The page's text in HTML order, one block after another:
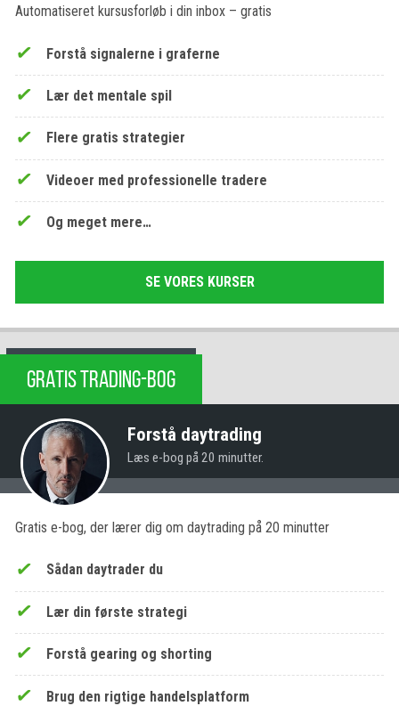
Automatiseret kursusforløb i din inbox – gratis
Forstå signalerne i graferne
Lær det mentale spil
Flere gratis strategier
Videoer med professionelle tradere
Og meget mere…
SE VORES KURSER
GRATIS TRADING-BOG
Forstå daytrading
Læs e-bog på 20 minutter.
Gratis e-bog, der lærer dig om daytrading på 20 minutter
Sådan daytrader du
Lær din første strategi
Forstå gearing og shorting
Brug den rigtige handelsplatform